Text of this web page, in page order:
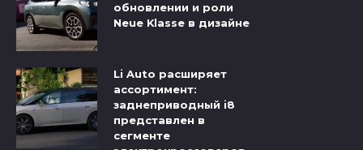
обновлении и роли
Neue Klasse в дизайне
Li Auto расширяет
ассортимент:
заднеприводный i8
представлен в
сегменте